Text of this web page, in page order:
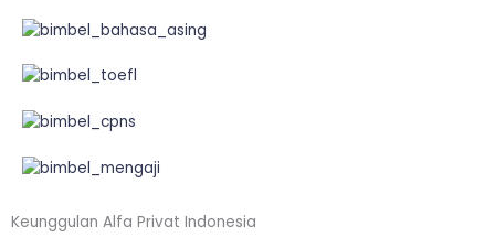
Keunggulan Alfa Privat Indonesia